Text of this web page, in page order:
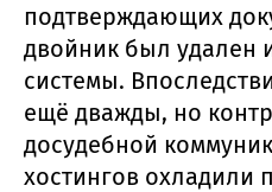
подтверждающих
двойник был удален
системы.
ещё дважды, но
досудебной
хостингов охладили